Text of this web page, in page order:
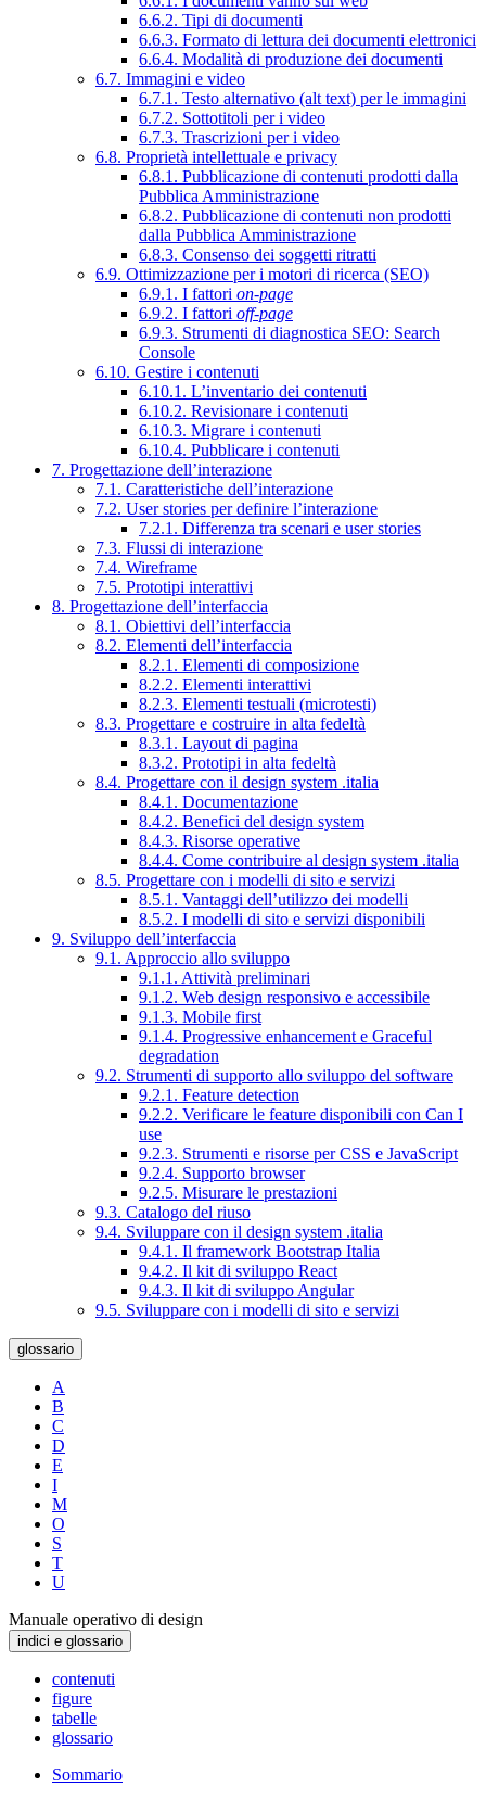
6.6.2. Tipi di documenti
6.6.3. Formato di lettura dei documenti elettronici
6.6.4. Modalità di produzione dei documenti
6.7. Immagini e video
6.7.1. Testo alternativo (alt text) per le immagini
6.7.2. Sottotitoli per i video
6.7.3. Trascrizioni per i video
6.8. Proprietà intellettuale e privacy
6.8.1. Pubblicazione di contenuti prodotti dalla
Pubblica Amministrazione
6.8.2. Pubblicazione di contenuti non prodotti
dalla Pubblica Amministrazione
6.8.3. Consenso dei soggetti ritratti
6.9. Ottimizzazione per i motori di ricerca (SEO)
6.9.1. I fattori on-page
6.9.2. I fattori off-page
6.9.3. Strumenti di diagnostica SEO: Search
Console
6.10. Gestire i contenuti
6.10.1. L’inventario dei contenuti
6.10.2. Revisionare i contenuti
6.10.3. Migrare i contenuti
6.10.4. Pubblicare i contenuti
7. Progettazione dell’interazione
7.1. Caratteristiche dell’interazione
7.2. User stories per definire l’interazione
7.2.1. Differenza tra scenari e user stories
7.3. Flussi di interazione
7.4. Wireframe
7.5. Prototipi interattivi
8. Progettazione dell’interfaccia
8.1. Obiettivi dell’interfaccia
8.2. Elementi dell’interfaccia
8.2.1. Elementi di composizione
8.2.2. Elementi interattivi
8.2.3. Elementi testuali (microtesti)
8.3. Progettare e costruire in alta fedeltà
8.3.1. Layout di pagina
8.3.2. Prototipi in alta fedeltà
8.4. Progettare con il design system .italia
8.4.1. Documentazione
8.4.2. Benefici del design system
8.4.3. Risorse operative
8.4.4. Come contribuire al design system .italia
8.5. Progettare con i modelli di sito e servizi
8.5.1. Vantaggi dell’utilizzo dei modelli
8.5.2. I modelli di sito e servizi disponibili
9. Sviluppo dell’interfaccia
9.1. Approccio allo sviluppo
9.1.1. Attività preliminari
9.1.2. Web design responsivo e accessibile
9.1.3. Mobile first
9.1.4. Progressive enhancement e Graceful
degradation
9.2. Strumenti di supporto allo sviluppo del software
9.2.1. Feature detection
9.2.2. Verificare le feature disponibili con Can I
use
9.2.3. Strumenti e risorse per CSS e JavaScript
9.2.4. Supporto browser
9.2.5. Misurare le prestazioni
9.3. Catalogo del riuso
9.4. Sviluppare con il design system .italia
9.4.1. Il framework Bootstrap Italia
9.4.2. Il kit di sviluppo React
9.4.3. Il kit di sviluppo Angular
9.5. Sviluppare con i modelli di sito e servizi
glossario
A
B
C
D
E
I
M
O
S
T
U
Manuale operativo di design
indici e glossario
contenuti
figure
tabelle
glossario
Sommario